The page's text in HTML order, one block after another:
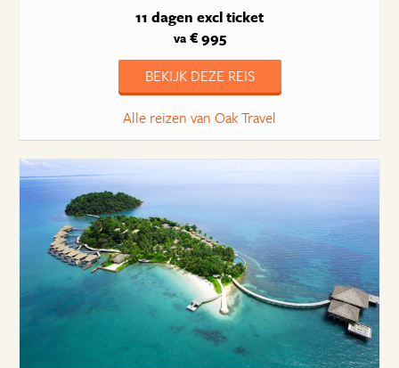
11 dagen excl ticket
va€ 995
BEKIJK DEZE REIS
Alle reizen van Oak Travel